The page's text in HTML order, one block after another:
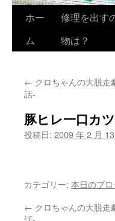
ホー
ム
修理を出す
物は？
← クロちゃんの大脱走
話-
豚ヒレ一口カ
投稿日: 2009 年 2 月
カテゴリー: 本日のブ
← クロちゃんの大脱走